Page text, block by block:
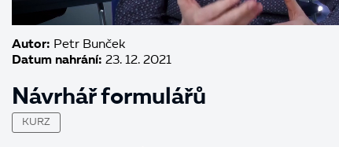
Autor: Petr Bunček
Datum nahrání: 23. 12. 2021
Návrhář formulářů
KURZ